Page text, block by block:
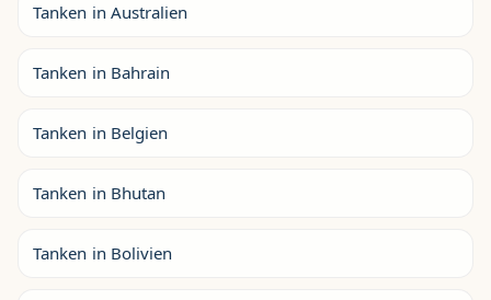
Tanken in Australien
Tanken in Bahrain
Tanken in Belgien
Tanken in Bhutan
Tanken in Bolivien